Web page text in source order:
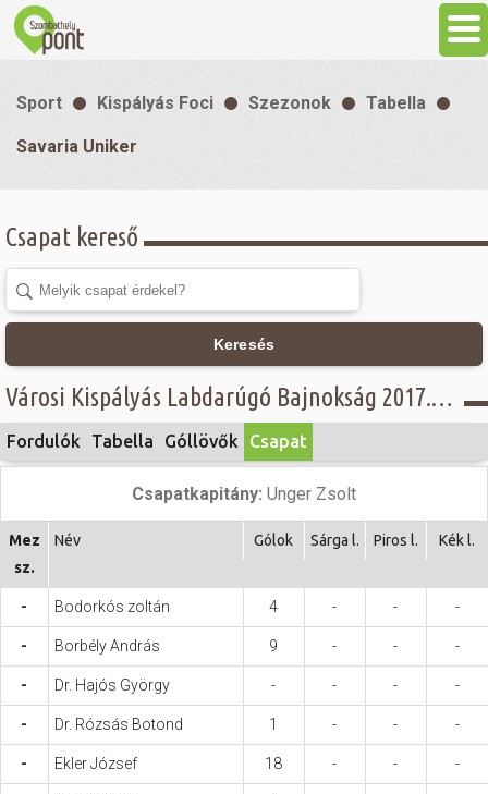
Programok
Gasztronómia
Sport
Szabadidő
Hasznos
Sport Kispályás Foci Szezonok Tabella
Savaria Uniker
Csapat kereső
Keresés
Városi Kispályás Labdarúgó Bajnokság 2017. - Öregfiúk Alsóház - Savaria Uniker
Fordulók Tabella Góllövők Csapat
Csapatkapitány: Unger Zsolt
Mez
sz.
Név Gólok Sárga l. Piros l. Kék l.
- Bodorkós zoltán 4 - - -
- Borbély András 9 - - -
- Dr. Hajós György - - - -
- Dr. Rózsás Botond 1 - - -
- Ekler József 18 - - -